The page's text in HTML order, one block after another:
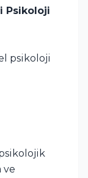
Psikoloji
psikoloji
ve